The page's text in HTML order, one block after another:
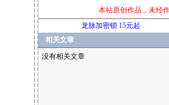
本站原创作品，未经
龙脉加密锁 15元起
相关文章
没有相关文章